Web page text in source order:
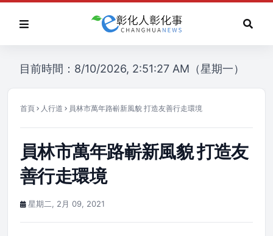
目前時間：8/10/2026, 2:51:27 AM（星期一）
首頁 人行道 員林市萬年路嶄新風貌 打造友善行走環境
員林市萬年路嶄新風貌 打造友
善行走環境
星期二, 2月 09, 2021